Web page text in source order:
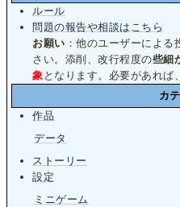
ルール
問題の報告や相談はこちら
お願い ：他のユーザーによ
さい。添削、改行程度の些細
象 となります。必要があれば
カ
作品
データ
ストーリー
設定
ミニゲーム